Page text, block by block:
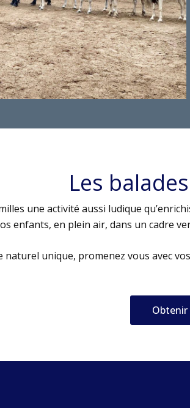
Les
une activité aussi ludique
enfants, en plein air, dans un cadre
naturel unique, promenez vous avec
Obtenir